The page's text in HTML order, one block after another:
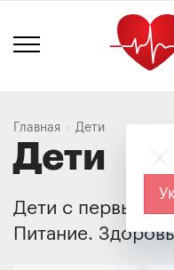
Главная Дети
Дети
Дети с первых
Питание.